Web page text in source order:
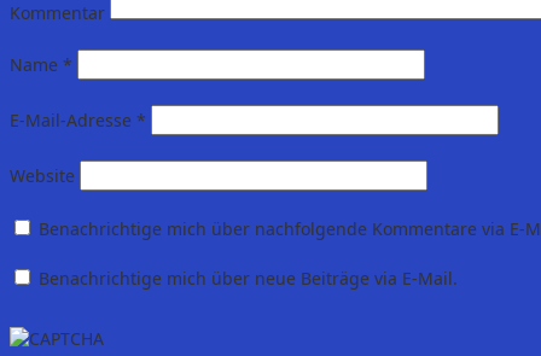
Kommentar
Name *
E-Mail-Adresse *
Website
Benachrichtige mich über nachfolgende Kommentare via E-
Benachrichtige mich über neue Beiträge via E-Mail.